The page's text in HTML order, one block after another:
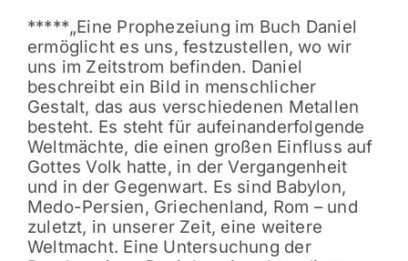
*****„Eine Prophezeiung im Buch Daniel
ermöglicht es uns, festzustellen, wo wir
uns im Zeitstrom befinden. Daniel
beschreibt ein Bild in menschlicher
Gestalt, das aus verschiedenen Metallen
besteht. Es steht für aufeinanderfolgende
Weltmächte, die einen großen Einfluss auf
Gottes Volk hatte, in der Vergangenheit
und in der Gegenwart. Es sind Babylon,
Medo-Persien, Griechenland, Rom – und
zuletzt, in unserer Zeit, eine weitere
Weltmacht. Eine Untersuchung der